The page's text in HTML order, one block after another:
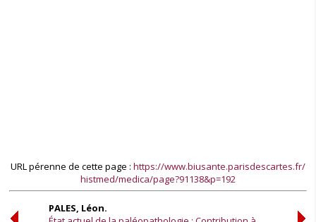
URL pérenne de cette page : https://www.biusante.parisdescartes.fr/
histmed/medica/page?91138&p=192
PALES, Léon.